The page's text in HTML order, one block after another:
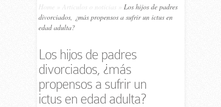
Home Artículos o noticias
Los hijos de padres
divorciados, ¿más propensos a sufrir un ictus en
edad adulta?
Los hijos de padres
divorciados, ¿más
propensos a sufrir un
ictus en edad adulta?